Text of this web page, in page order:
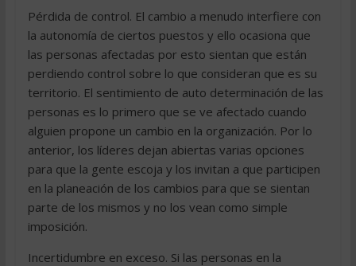
Pérdida de control. El cambio a menudo interfiere con
la autonomía de ciertos puestos y ello ocasiona que
las personas afectadas por esto sientan que están
perdiendo control sobre lo que consideran que es su
territorio. El sentimiento de auto determinación de las
personas es lo primero que se ve afectado cuando
alguien propone un cambio en la organización. Por lo
anterior, los líderes dejan abiertas varias opciones
para que la gente escoja y los invitan a que participen
en la planeación de los cambios para que se sientan
parte de los mismos y no los vean como simple
imposición.
Incertidumbre en exceso. Si las personas en la